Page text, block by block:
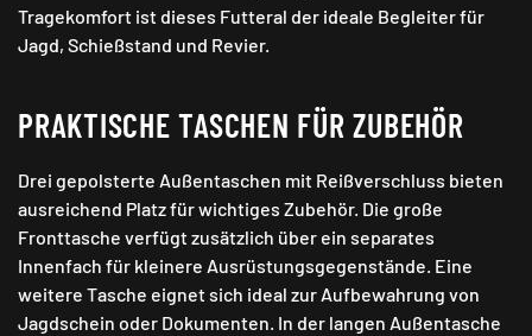
Tragekomfort ist dieses Futteral der ideale Begleiter für
Jagd, Schießstand und Revier.
PRAKTISCHE TASCHEN FÜR ZUBEHÖR
Drei gepolsterte Außentaschen mit Reißverschluss bieten
ausreichend Platz für wichtiges Zubehör. Die große
Fronttasche verfügt zusätzlich über ein separates
Innenfach für kleinere Ausrüstungsgegenstände. Eine
weitere Tasche eignet sich ideal zur Aufbewahrung von
Jagdschein oder Dokumenten. In der langen Außentasche